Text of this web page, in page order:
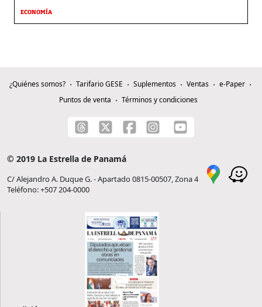
ECONOMÍA
¿Quiénes somos? Tarifario GESE Suplementos Ventas
e-Paper
Puntos de venta
Términos y condiciones
© 2019 La Estrella de Panamá
C/ Alejandro A. Duque G. - Apartado 0815-00507, Zona 4
Teléfono: +507 204-0000